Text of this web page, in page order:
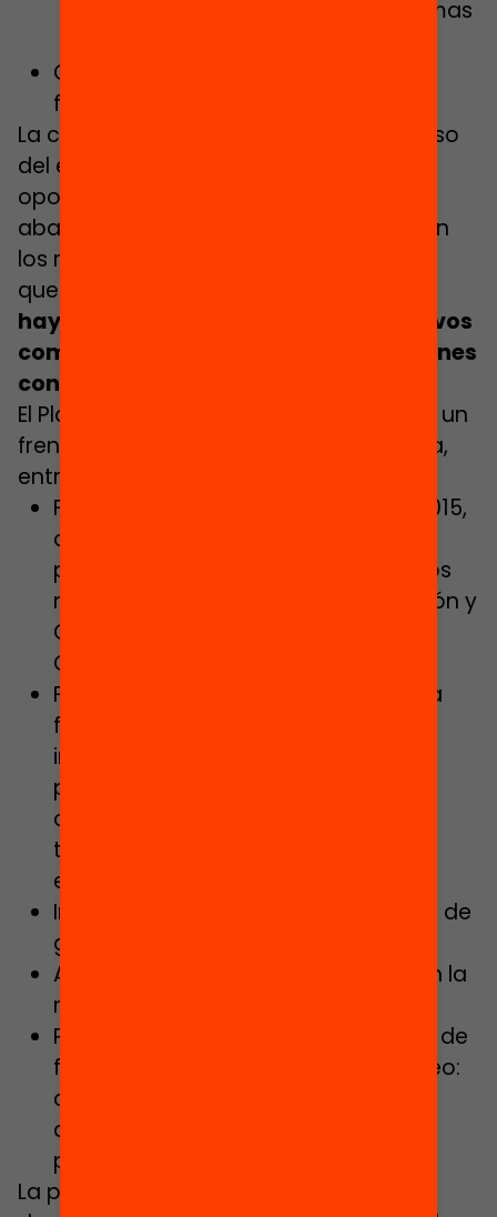
Desarrollar el modelo de programas
Crear un plan de choque contra el
fracaso escolar.
La crisis de la covid-19 y el nuevo colapso
del empleo pueden convertirse en una
oportunidad para situar las cifras del
abandono prematuro de los estudios en
los niveles que recomienda la UE. Si
queremos aprovechar esta coyuntura,
hay que potenciar itinerarios formativos
como la FP que mantengan a los jóvenes
conectados con la educación
El Plan de Gobierno lo contempla como un
frente de actuación relevante, y apunta,
entre otras cosas, a:
Finalizar el despliegue de la Ley 10/2015,
de formación y cualificación
profesionales, y dotar de los recursos
necesarios a la Agencia de Formación y
Cualificación Profesionales de
Cataluña.
Fomentar, promocionar y adaptar la
formación profesional pública con
inversión y aumento de la oferta de
plazas, y diálogo y concertación en
cuanto a sus posibles
transformaciones y necesidades a
escala territorial y sectorial.
Impulsar e incorporar la perspectiva de
género en la FP.
Alcanzar el 40% de alumnos de FP en la
modalidad dual.
Poner en marcha la modalidad dual de
formación profesional para el empleo:
con contrato de formación y
aprendizaje y certificado de
profesionalidad.
La principal medida ausente en el